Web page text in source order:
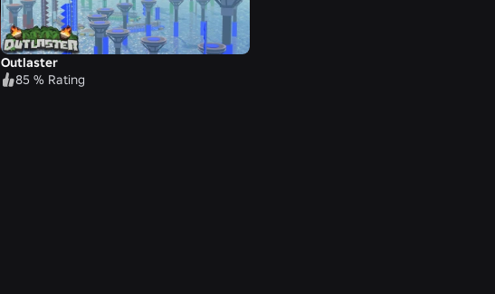
Outlaster
85 % Rating